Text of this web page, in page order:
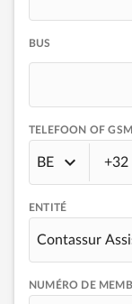
BUS
TELEFOON OF
BE
ENTITÉ
Contassur
NUMÉRO DE